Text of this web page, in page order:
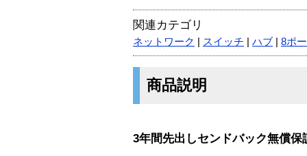
関連カテゴリ
ネットワーク スイッチ ハブ 8ポ
商品説明
3年間先出しセンドバック無償保